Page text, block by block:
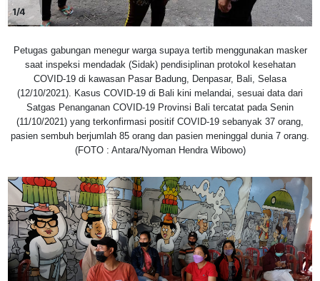
1/4
Petugas gabungan menegur warga supaya tertib menggunakan masker
saat inspeksi mendadak (Sidak) pendisiplinan protokol kesehatan
COVID-19 di kawasan Pasar Badung, Denpasar, Bali, Selasa
(12/10/2021). Kasus COVID-19 di Bali kini melandai, sesuai data dari
Satgas Penanganan COVID-19 Provinsi Bali tercatat pada Senin
(11/10/2021) yang terkonfirmasi positif COVID-19 sebanyak 37 orang,
pasien sembuh berjumlah 85 orang dan pasien meninggal dunia 7 orang.
(FOTO : Antara/Nyoman Hendra Wibowo)